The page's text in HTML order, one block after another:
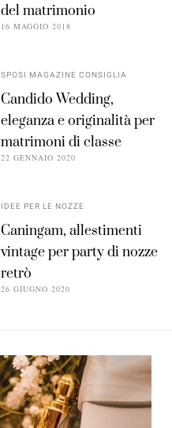
del matrimonio
16 MAGGIO 2018
SPOSI MAGAZINE CONSIGLIA
Candido Wedding,
eleganza e originalità per
matrimoni di classe
22 GENNAIO 2020
IDEE PER LE NOZZE
Caningam, allestimenti
vintage per party di nozze
retrò
26 GIUGNO 2020